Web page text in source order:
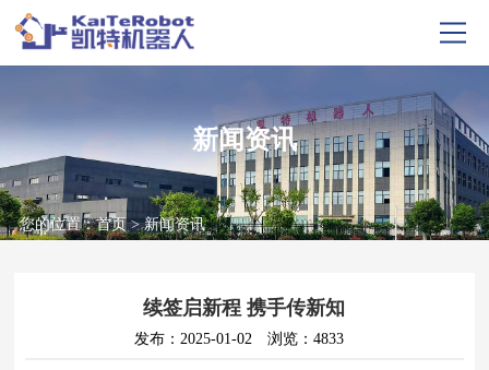
新闻资讯
您的位置：首页>新闻资讯
续签启新程 携手传新知
发布：2025-01-02 浏览：4833